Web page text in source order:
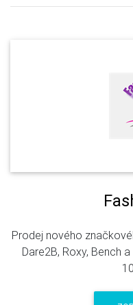
Prodej nového
Dare2B, Roxy, Bench